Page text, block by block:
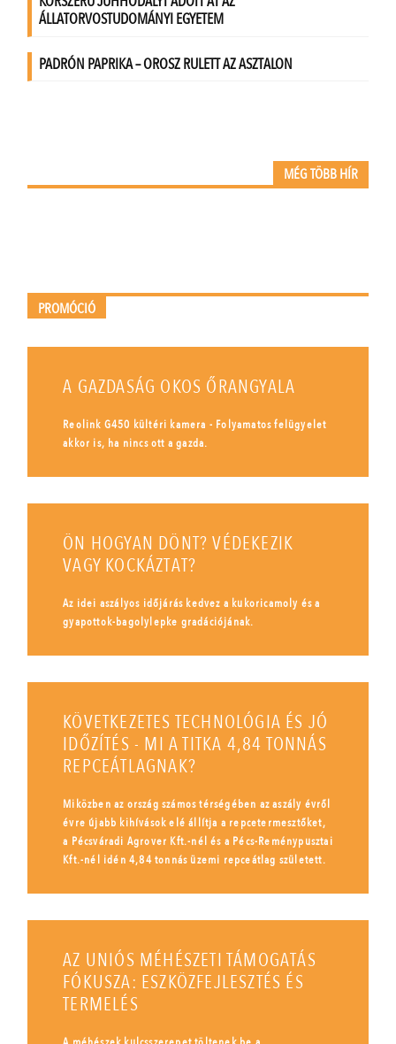
MÉG TÖBB HÍR
PROMÓCIÓ
A GAZDASÁG OKOS ŐRANGYALA
Reolink G450 kültéri kamera - Folyamatos felügyelet
akkor is, ha nincs ott a gazda.
ÖN HOGYAN DÖNT? VÉDEKEZIK
VAGY KOCKÁZTAT?
Az idei aszályos időjárás kedvez a kukoricamoly és a
gyapottok-bagolylepke gradációjának.
KÖVETKEZETES TECHNOLÓGIA ÉS JÓ
IDŐZÍTÉS - MI A TITKA 4,84 TONNÁS
REPCEÁTLAGNAK?
Miközben az ország számos térségében az aszály évről
évre újabb kihívások elé állítja a repcetermesztőket,
a Pécsváradi Agrover Kft.-nél és a Pécs-Reménypusztai
Kft.-nél idén 4,84 tonnás üzemi repceátlag született.
AZ UNIÓS MÉHÉSZETI TÁMOGATÁS
FÓKUSZA: ESZKÖZFEJLESZTÉS ÉS
TERMELÉS